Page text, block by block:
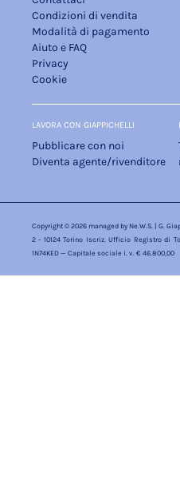
Condizioni di vendita
Modalità di pagamento
Aiuto e FAQ
Privacy
Cookie
LAVORA CON GIAPPICHELLI
Pubblicare con noi
Diventa agente/rivenditore
Copyright © 2026 managed by Ne.W.S. | G.
2 - 10124 Torino Iscriz. Ufficio Registro di
1N74KED — Capitale sociale i. v. € 46.800,00